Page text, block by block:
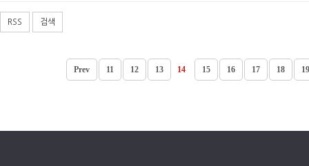
RSS 검색
Prev 11 12 13 14 15 16 17 18 19